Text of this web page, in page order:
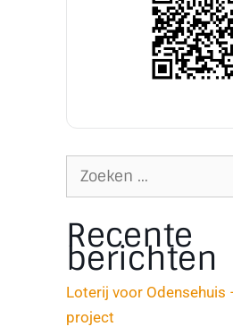
Recente
berichten
Loterij voor Odensehuis
project